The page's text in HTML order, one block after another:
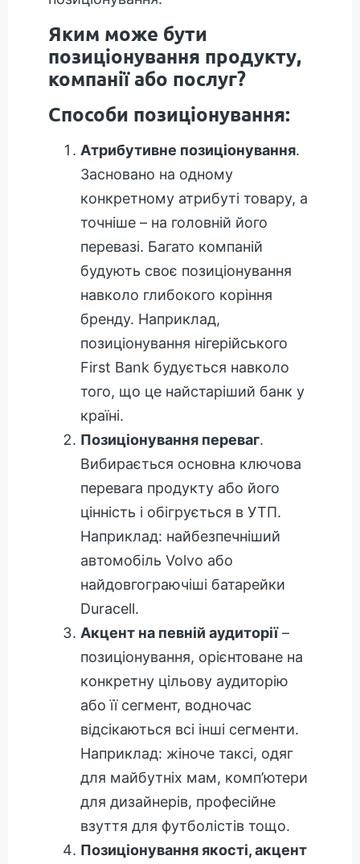
Яким може бути
позиціонування продукту,
компанії або послуг?
Способи позиціонування:
Атрибутивне позиціонування.
Засновано на одному
конкретному атрибуті товару, а
точніше – на головній його
перевазі. Багато компаній
будують своє позиціонування
навколо глибокого коріння
бренду. Наприклад,
позиціонування нігерійського
First Bank будується навколо
того, що це найстаріший банк у
країні.
Позиціонування переваг.
Вибирається основна ключова
перевага продукту або його
цінність і обігрується в УТП.
Наприклад: найбезпечніший
автомобіль Volvo або
найдовгограючіші батарейки
Duracell.
Акцент на певній аудиторії–
позиціонування, орієнтоване на
конкретну цільову аудиторію
або її сегмент, водночас
відсікаються всі інші сегменти.
Наприклад: жіноче таксі, одяг
для майбутніх мам, комп’ютери
для дизайнерів, професійне
взуття для футболістів тощо.
Позиціонування якості, акцент